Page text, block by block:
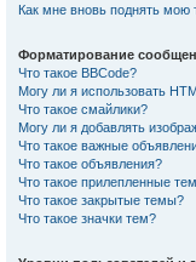
Как мне вновь поднять мою
Форматирование
Что такое BBCode?
Могу ли я использовать
Что такое смайлики?
Могу ли я добавлять
Что такое важные
Что такое объявления?
Что такое прилепленные
Что такое закрытые темы?
Что такое значки тем?